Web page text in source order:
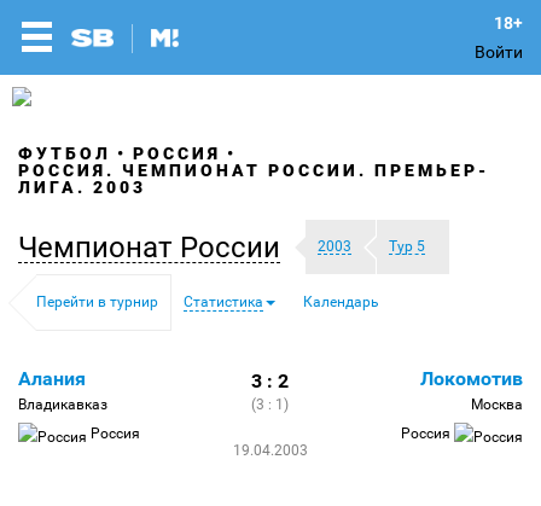
Войти
ФУТБОЛ
РОССИЯ
РОССИЯ. ЧЕМПИОНАТ РОССИИ. ПРЕМЬЕР-
ЛИГА. 2003
Чемпионат России 2003 Тур 5
Перейти в турнир Статистика Календарь
Алания
Владикавказ
Россия
3 : 2
(3 : 1)
19.04.2003
Локомотив
Москва
Россия